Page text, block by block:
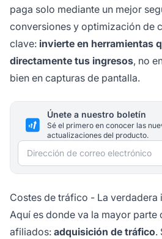
paga solo mediante un mejor
conversiones y optimización de
clave: invierte en herramientas
directamente tus ingresos, no
bien en capturas de pantalla.
Únete a nuestro boletín
Sé el primero en conocer las
actualizaciones del producto.
Dirección de correo electrónico
Costes de tráfico - La verdadera
Aquí es donde va la mayor parte
afiliados: adquisición de tráfico.